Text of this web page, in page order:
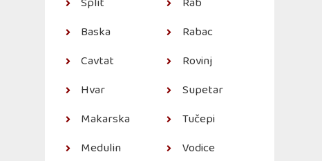
Baska
Cavtat
Hvar
Makarska
Medulin
Rabac
Rovinj
Supetar
Tučepi
Vodice